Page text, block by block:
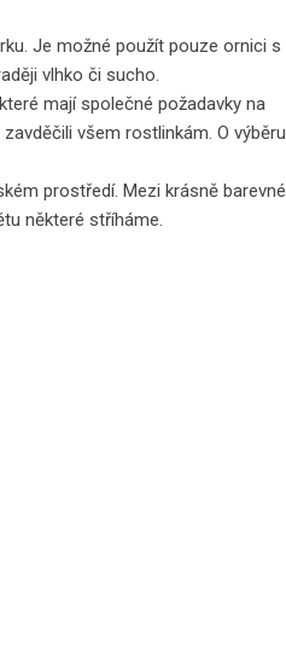
Je možné použít pouze ornici s
vlhko či sucho.
mají společné požadavky na
všem rostlinkám. O výběru
prostředí. Mezi krásně barevné
některé stříháme.